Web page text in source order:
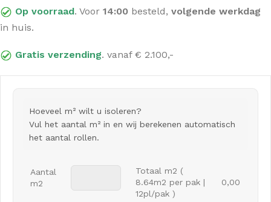
Op voorraad. Voor 14:00 besteld, volgende werkdag
in huis.
Gratis verzending. vanaf € 2.100,-
Hoeveel m² wilt u isoleren?
Vul het aantal m² in en wij berekenen automatisch
het aantal rollen.
Aantal
m2
Totaal m2 (
8.64m2 per pak |
12pl/pak )
0,00